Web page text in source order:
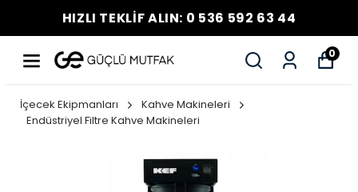
HIZLI TEKLİF ALIN: 0 536 592 63 44
0
İçecek Ekipmanları
Kahve Makineleri
Endüstriyel Filtre Kahve Makineleri